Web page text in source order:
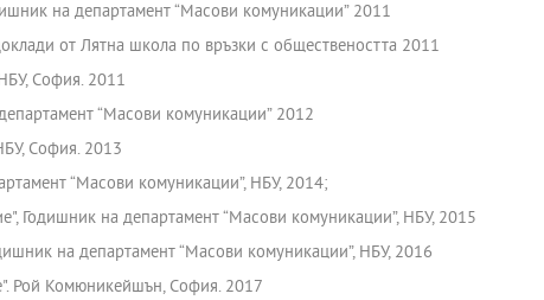
на департамент “Масови комуникации” 2011
от Лятна школа по връзки с обществеността 2011
София. 2011
“Масови комуникации” 2012
София. 2013
“Масови комуникации”, НБУ, 2014;
Годишник на департамент “Масови комуникации”, НБУ, 2015
на департамент “Масови комуникации”, НБУ, 2016
Рой Комюникейшън, София. 2017